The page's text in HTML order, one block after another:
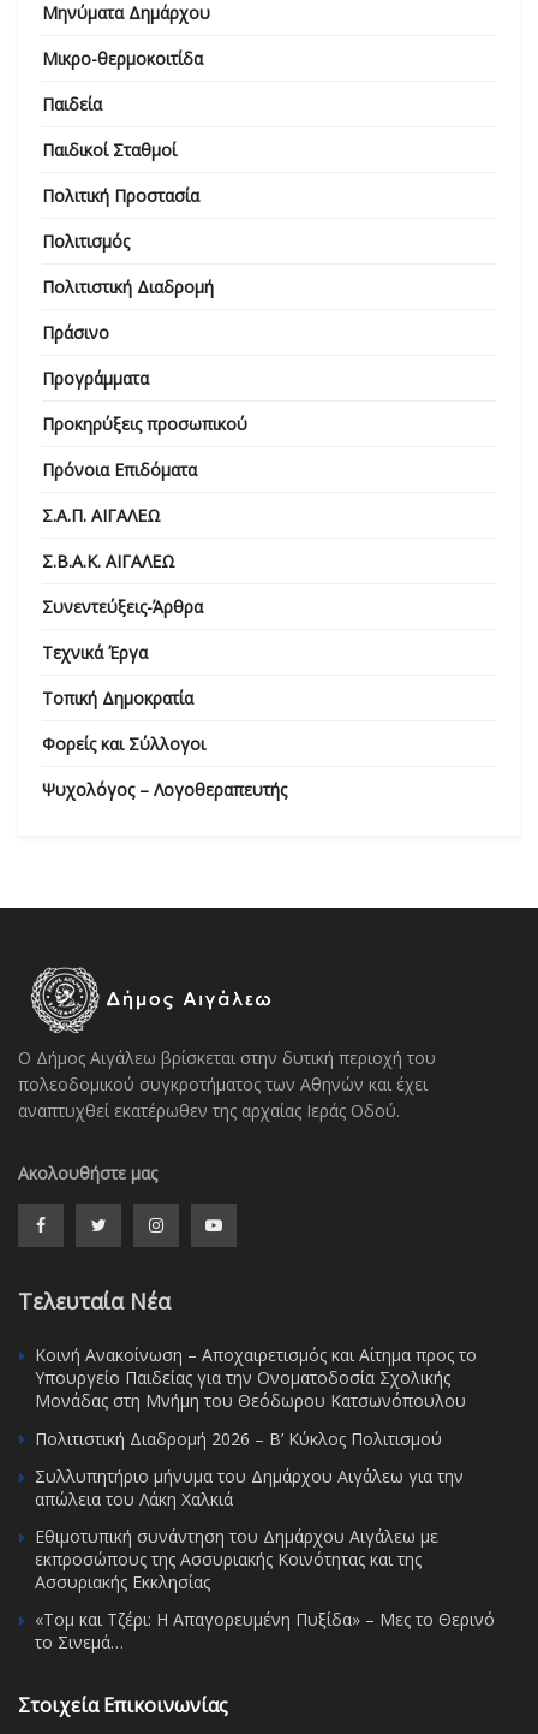
Μηνύματα Δημάρχου
Μικρο-θερμοκοιτίδα
Παιδεία
Παιδικοί Σταθμοί
Πολιτική Προστασία
Πολιτισμός
Πολιτιστική Διαδρομή
Πράσινο
Προγράμματα
Προκηρύξεις προσωπικού
Πρόνοια Επιδόματα
Σ.Α.Π. ΑΙΓΑΛΕΩ
Σ.Β.Α.Κ. ΑΙΓΑΛΕΩ
Συνεντεύξεις-Άρθρα
Τεχνικά Έργα
Τοπική Δημοκρατία
Φορείς και Σύλλογοι
Ψυχολόγος – Λογοθεραπευτής
Ο Δήμος Αιγάλεω βρίσκεται στην δυτική περιοχή του
πολεοδομικού συγκροτήματος των Αθηνών και έχει
αναπτυχθεί εκατέρωθεν της αρχαίας Ιεράς Οδού.
Ακολουθήστε μας
Τελευταία Νέα
Κοινή Ανακοίνωση – Αποχαιρετισμός και Αίτημα προς το
Υπουργείο Παιδείας για την Ονοματοδοσία Σχολικής
Μονάδας στη Μνήμη του Θεόδωρου Κατσωνόπουλου
Πολιτιστική Διαδρομή 2026 – Β’ Κύκλος Πολιτισμού
Συλλυπητήριο μήνυμα του Δημάρχου Αιγάλεω για την
απώλεια του Λάκη Χαλκιά
Εθιμοτυπική συνάντηση του Δημάρχου Αιγάλεω με
εκπροσώπους της Ασσυριακής Κοινότητας και της
Ασσυριακής Εκκλησίας
«Τομ και Τζέρι: Η Απαγορευμένη Πυξίδα» – Μες το Θερινό
το Σινεμά…
Στοιχεία Επικοινωνίας